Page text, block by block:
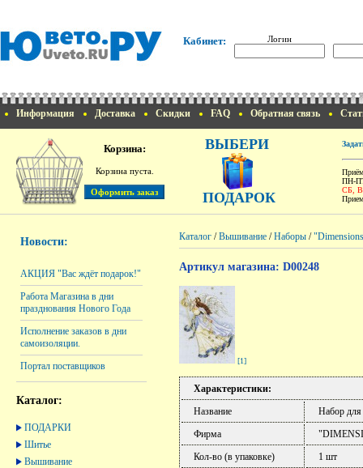
Кабинет: Логин
Информация Доставка Скидки FAQ Обратная связь
Корзина:
Корзина пуста.
ВЫБЕРИ
ПОДАРОК
ПН-
СБ,
Новости:
АКЦИЯ "Вас ждёт подарок!"
Работа Магазина в дни
празднования Нового Года
Исполнение заказов в дни
самоизоляции.
Портал поставщиков
Каталог:
ПОДАРКИ
Шитье
Вышивание
Каталог /Вышивание /Наборы /
Артикул магазина: D00248
[1]
Характеристики:
Название
Набор
Фирма
Кол-во (в упаковке)
1 шт